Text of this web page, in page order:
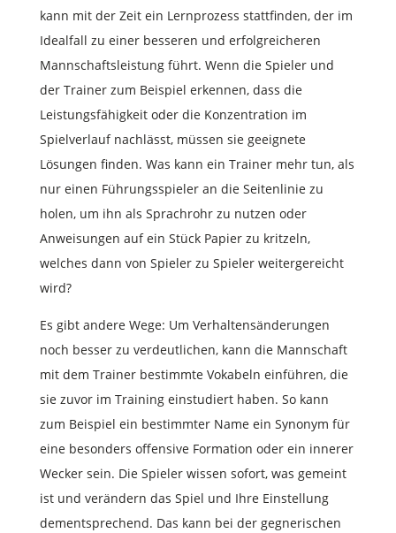
kann mit der Zeit ein Lernprozess stattfinden, der im
Idealfall zu einer besseren und erfolgreicheren
Mannschaftsleistung führt. Wenn die Spieler und
der Trainer zum Beispiel erkennen, dass die
Leistungsfähigkeit oder die Konzentration im
Spielverlauf nachlässt, müssen sie geeignete
Lösungen finden. Was kann ein Trainer mehr tun, als
nur einen Führungsspieler an die Seitenlinie zu
holen, um ihn als Sprachrohr zu nutzen oder
Anweisungen auf ein Stück Papier zu kritzeln,
welches dann von Spieler zu Spieler weitergereicht
wird?
Es gibt andere Wege: Um Verhaltensänderungen
noch besser zu verdeutlichen, kann die Mannschaft
mit dem Trainer bestimmte Vokabeln einführen, die
sie zuvor im Training einstudiert haben. So kann
zum Beispiel ein bestimmter Name ein Synonym für
eine besonders offensive Formation oder ein innerer
Wecker sein. Die Spieler wissen sofort, was gemeint
ist und verändern das Spiel und Ihre Einstellung
dementsprechend. Das kann bei der gegnerischen